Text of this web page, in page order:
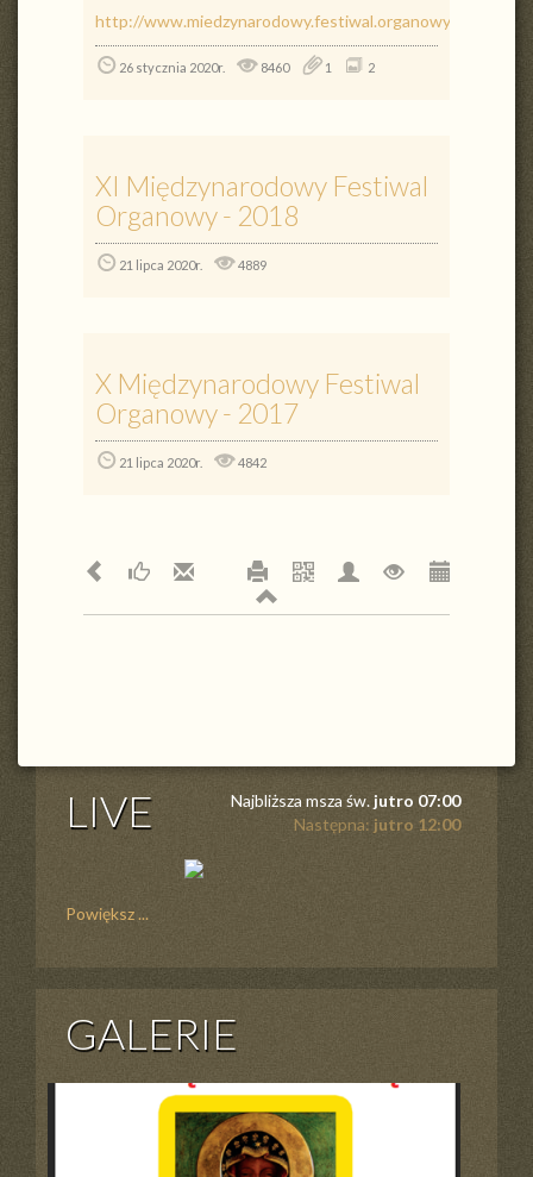
http://www.miedzynarodowy.festiwal.organowy.pl/
26 stycznia 2020r. 8460 1 2
XI Międzynarodowy Festiwal
Organowy - 2018
21 lipca 2020r. 4889
X Międzynarodowy Festiwal
Organowy - 2017
21 lipca 2020r. 4842
LIVE Najbliższa msza św.jutro 07:00
Następna: jutro 12:00
Powiększ ...
GALERIE